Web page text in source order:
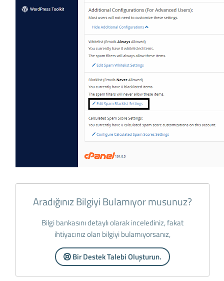
Aradığınız Bilgiyi Bulamıyor musunuz?
Bilgi bankasını detaylı olarak incelediniz, fakat
ihtiyacınız olan bilgiyi bulamıyorsanız,
Bir Destek Talebi Oluşturun.